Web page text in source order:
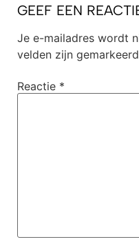
GEEF EEN
Je e-mailadres wordt
velden zijn
Reactie *